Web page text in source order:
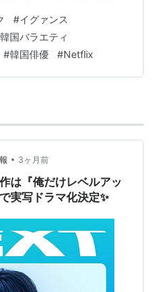
が決定しました😆✨ しか
国民的MCユ・ジェソクの
国現地でもすでに大騒ぎ
、間もなくスタートする大
#イグァンス
韓国バラエティ
#韓国俳優 #Netflix
• 3ヶ月前
は『俺だけレベルアッ
実写ドラマ化決定✨